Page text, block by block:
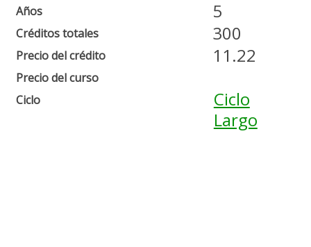
Años
Créditos totales
Precio del crédito
Precio del curso
Ciclo
5
300
11.22
Ciclo
Largo